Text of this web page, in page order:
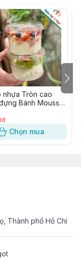
& Đầy tháng
liền mạch
gốc
gian từ các
nhựa Tròn cao
Bánh Mousse,
cây ~ W117
Chọn mua
Thành phố Hồ Chí